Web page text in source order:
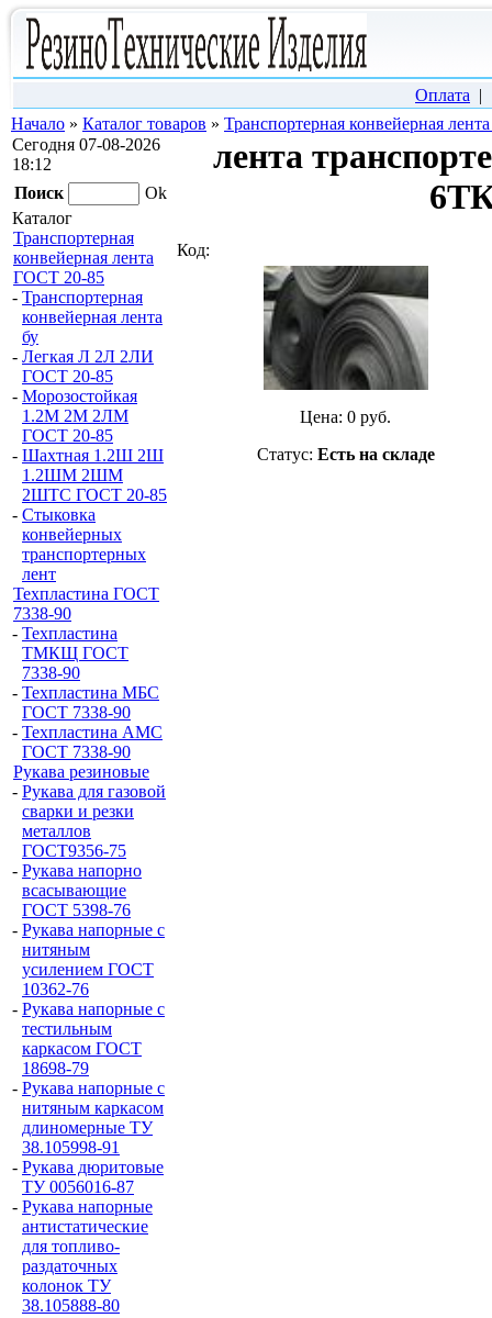
Оплата
Начало » Каталог товаров » Транспортерная конвейерная
Сегодня 07-08-2026
18:12
Поиск
Ok
Каталог
Транспортерная
конвейерная лента
ГОСТ 20-85
- Транспортерная
конвейерная лента
бу
- Легкая Л 2Л 2ЛИ
ГОСТ 20-85
- Морозостойкая
1.2М 2М 2ЛМ
ГОСТ 20-85
- Шахтная 1.2Ш 2Ш
1.2ШМ 2ШМ
2ШТС ГОСТ 20-85
- Стыковка
конвейерных
транспортерных
лент
Техпластина ГОСТ
7338-90
- Техпластина
ТМКЩ ГОСТ
7338-90
- Техпластина МБС
ГОСТ 7338-90
- Техпластина АМС
ГОСТ 7338-90
Рукава резиновые
- Рукава для газовой
сварки и резки
металлов
ГОСТ9356-75
- Рукава напорно
всасывающие
ГОСТ 5398-76
- Рукава напорные с
нитяным
усилением ГОСТ
10362-76
- Рукава напорные с
тестильным
каркасом ГОСТ
18698-79
- Рукава напорные с
нитяным каркасом
длиномерные ТУ
38.105998-91
- Рукава дюритовые
ТУ 0056016-87
- Рукава напорные
антистатические
для топливо-
раздаточных
колонок ТУ
38.105888-80
лента
Код:
Цена: 0 руб.
Статус: Есть на складе